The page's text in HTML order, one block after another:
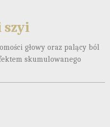
szyi
głowy oraz palący ból
skumulowanego